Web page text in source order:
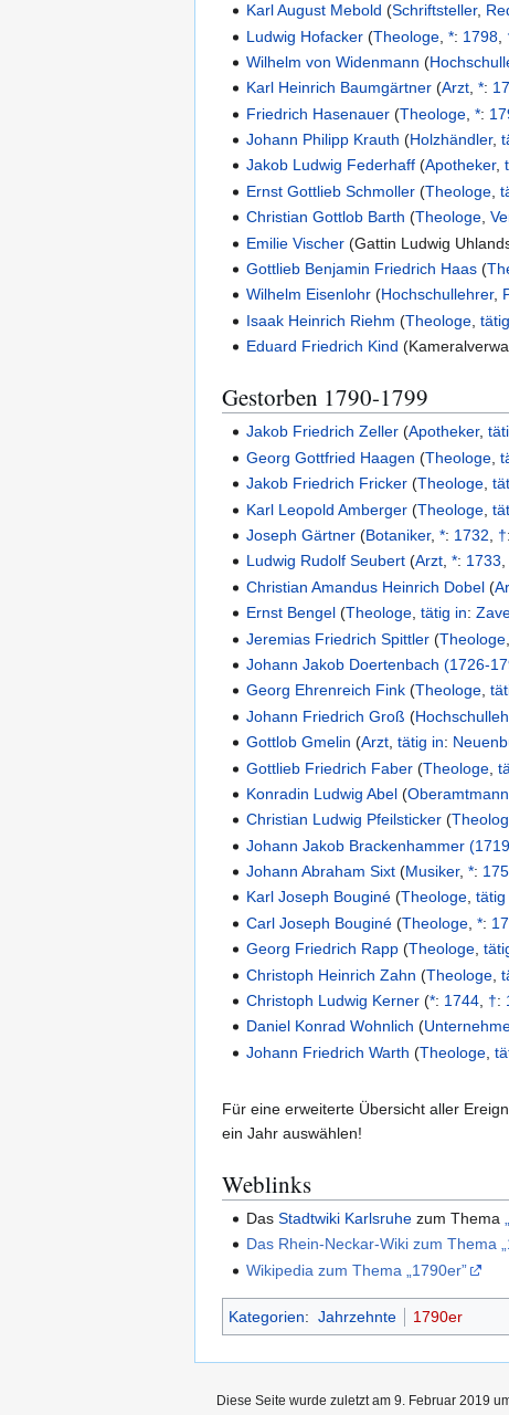
Karl August Mebold (Schriftsteller,
Ludwig Hofacker (Theologe ,*: 1798
Wilhelm von Widenmann (
Karl Heinrich Baumgärtner (Arzt,*:
Friedrich Hasenauer (Theologe ,*:
Johann Philipp Krauth (Holzhändler,
Jakob Ludwig Federhaff (Apotheker,
Ernst Gottlieb Schmoller (Theologe ,
Christian Gottlob Barth (Theologe,
Emilie Vischer (Gattin Ludwig
Gottlieb Benjamin Friedrich Haas (
Wilhelm Eisenlohr (Hochschullehrer,
Isaak Heinrich Riehm (Theologe ,
Eduard Friedrich Kind (
Gestorben 1790-1799
Jakob Friedrich Zeller (Apotheker,
Georg Gottfried Haagen (Theologe ,
Jakob Friedrich Fricker (Theologe,
Karl Leopold Amberger (Theologe ,
Joseph Gärtner (Botaniker,*: 1732 †:
Ludwig Rudolf Seubert (Arzt,*: 1733,
Christian Amandus Heinrich Dobel (
Ernst Bengel (Theologe ,tätig in:
Jeremias Friedrich Spittler (Theologe
Johann Jakob Doertenbach (1726-
Georg Ehrenreich Fink (Theologe,
Johann Friedrich Groß (
Gottlob Gmelin (Arzt ,tätig in:
Gottlieb Friedrich Faber (Theologe ,
Konradin Ludwig Abel (Oberamtmann
Christian Ludwig Pfeilsticker (
Johann Jakob Brackenhammer
Johann Abraham Sixt (Musiker,*:
Karl Joseph Bouginé (Theologe,tätig
Carl Joseph Bouginé (Theologe ,*:
Georg Friedrich Rapp (Theologe,
Christoph Heinrich Zahn (Theologe ,
Christoph Ludwig Kerner (*: 1744 †:
Daniel Konrad Wohnlich (
Johann Friedrich Warth (Theologe ,
Für eine erweiterte Übersicht aller
ein Jahr auswählen!
Weblinks
DasStadtwiki Karlsruhe zum Thema
Das Rhein-Neckar-Wiki zum Thema
Wikipedia zum Thema „1790er”
Kategorien: Jahrzehnte 1790er
Diese Seite wurde zuletzt am 9. Februar 2019